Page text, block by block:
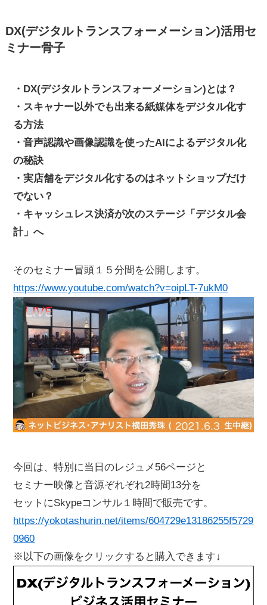
DX(デジタルトランスフォーメーション)活用セ
ミナー骨子
・DX(デジタルトランスフォーメーション)とは？
・スキャナー以外でも出来る紙媒体をデジタル化す
る方法
・音声認識や画像認識を使ったAIによるデジタル化
の秘訣
・実店舗をデジタル化するのはネットショップだけ
でない？
・キャッシュレス決済が次のステージ「デジタル会
計」へ
そのセミナー冒頭１５分間を公開します。
https://www.youtube.com/watch?v=oipLT-7ukM0
今回は、特別に当日のレジュメ56ページと
セミナー映像と音源ぞれぞれ2時間13分を
セットにSkypeコンサル１時間で販売です。
https://yokotashurin.net/items/604729e13186255f5729
0960
※以下の画像をクリックすると購入できます↓